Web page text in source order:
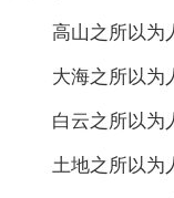
高山之所以为
大海之所以为
白云之所以为
土地之所以为